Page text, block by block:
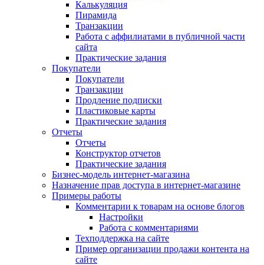
Калькуляция
Пирамида
Транзакции
Работа с аффилиатами в публичной части
сайта
Практические задания
Покупатели
Покупатели
Транзакции
Продление подписки
Пластиковые карты
Практические задания
Отчеты
Отчеты
Конструктор отчетов
Практические задания
Бизнес-модель интернет-магазина
Назначение прав доступа в интернет-магазине
Примеры работы
Комментарии к товарам на основе блогов
Настройки
Работа с комментариями
Техподдержка на сайте
Пример организации продажи контента на
сайте